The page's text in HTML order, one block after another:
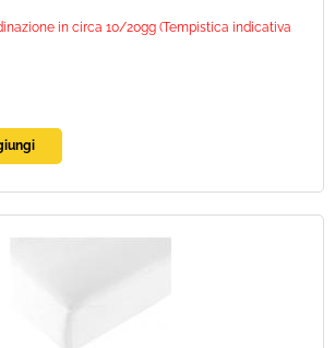
in circa 10/20gg (Tempistica indicativa